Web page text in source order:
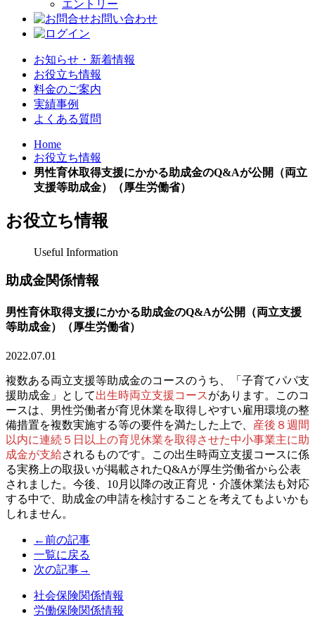
エントリー
お問い合わせ
お知らせ・新着情報
お役立ち情報
料金のご案内
実績事例
よくある質問
Home
お役立ち情報
男性育休取得支援にかかる助成金のQ&Aが公開（両立
支援等助成金）（厚生労働省）
お役立ち情報
Useful Information
助成金関係情報
男性育休取得支援にかかる助成金のQ&Aが公開（両立支援
等助成金）（厚生労働省）
2022.07.01
複数ある両立支援等助成金のコースのうち、「子育てパパ支
援助成金」として出生時両立支援コースがあります。このコ
ースは、男性労働者が育児休業を取得しやすい雇用環境の整
備措置を複数実施する等の要件を満たした上で、 産後８週間
以内に連続５日以上の育児休業を取得させた中小事業主に助
成金が支給されるものです。この出生時両立支援コースに係
る実務上の取扱いが掲載されたQ&Aが厚生労働省から公表
されました。今後、10月以降の改正育児・介護休業法も対応
する中で、助成金の申請を検討することを考えてもよいかも
しれません。
←前の記事
一覧に戻る
次の記事→
社会保険関係情報
労働保険関係情報